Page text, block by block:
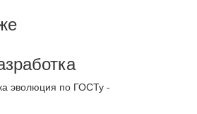
эволюция по ГОСТу -